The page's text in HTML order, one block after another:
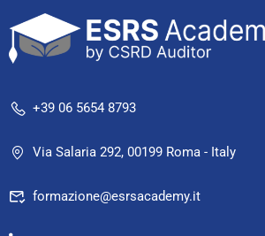
+39 06 5654 8793
Via Salaria 292, 00199 Roma - Italy
formazione@esrsacademy.it